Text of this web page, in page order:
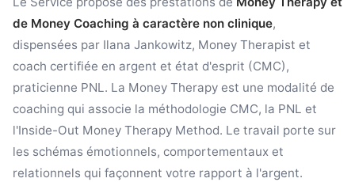
de Money Coaching à caractère non clinique,
dispensées par Ilana Jankowitz, Money Therapist et
coach certifiée en argent et état d'esprit (CMC),
praticienne PNL. La Money Therapy est une modalité de
coaching qui associe la méthodologie CMC, la PNL et
l'Inside-Out Money Therapy Method. Le travail porte sur
les schémas émotionnels, comportementaux et
relationnels qui façonnent votre rapport à l'argent.